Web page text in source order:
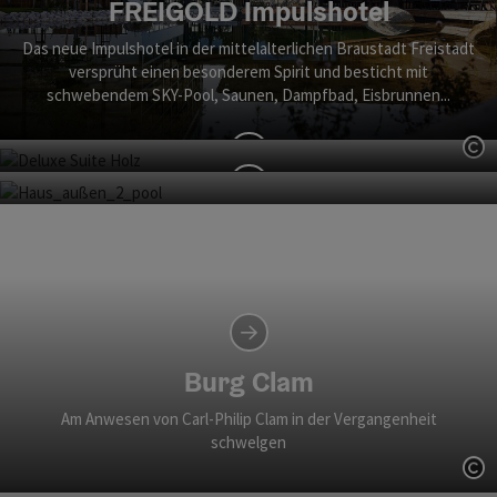
FREIGOLD Impulshotel
Das neue Impulshotel in der mittelalterlichen Braustadt Freistadt
versprüht einen besonderem Spirit und besticht mit
schwebendem SKY-Pool, Saunen, Dampfbad, Eisbrunnen...
Hallstatt Hideaways
und Salzwasser-Pool.
Burg Clam
Am Anwesen von Carl-Philip Clam in der Vergangenheit
schwelgen